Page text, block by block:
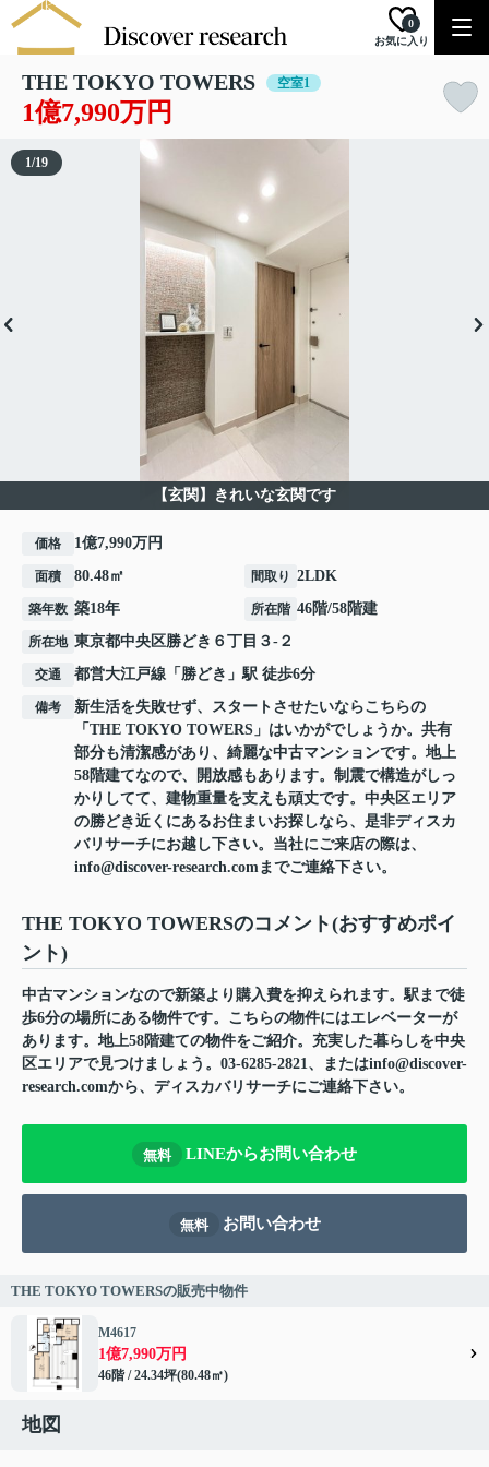
お気に入り
0
THE TOKYO TOWERS 空室1
1億7,990万円
【玄関】きれいな玄関です
1/19
価格 1億7,990万円
面積 80.48㎡ 間取り 2LDK
築年数 築18年 所在階 46階/58階建
所在地 東京都中央区勝どき ６丁目３-２
交通 都営大江戸線 「 勝どき 」駅 徒歩6分
備考
新生活を失敗せず、スタートさせたいならこちらの
「THE TOKYO TOWERS」はいかがでしょうか。共有
部分も清潔感があり、綺麗な中古マンションです。地上
58階建てなので、開放感もあります。制震で構造がしっ
かりしてて、建物重量を支えも頑丈です。中央区エリア
の勝どき近くにあるお住まいお探しなら、是非ディスカ
バリサーチにお越し下さい。当社にご来店の際は、
info@discover-research.comまでご連絡下さい。
THE TOKYO TOWERSのコメント(おすすめポイ
ント)
中古マンションなので新築より購入費を抑えられます。駅まで徒
歩6分の場所にある物件です。こちらの物件にはエレベーターが
あります。地上58階建ての物件をご紹介。充実した暮らしを中央
区エリアで見つけましょう。03-6285-2821、またはinfo@discover-
research.comから、ディスカバリサーチにご連絡下さい。
無料 LINEからお問い合わせ
無料 お問い合わせ
THE TOKYO TOWERSの販売中物件
M4617
1億7,990万円
46階 / 24.34坪(80.48㎡)
地図